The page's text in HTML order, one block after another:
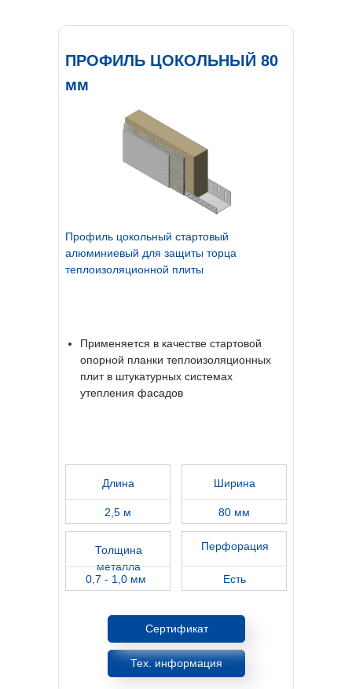
ПРОФИЛЬ ЦОКОЛЬНЫЙ 80
мм
Профиль цокольный стартовый
алюминиевый для защиты торца
теплоизоляционной плиты
Применяется в качестве стартовой
опорной планки теплоизоляционных
плит в штукатурных системах
утепления фасадов
Тех. информация
Сертификат
Длина
2,5 м
Ширина
80 мм
Толщина
металла
0,7 - 1,0 мм
Перфорация
Есть